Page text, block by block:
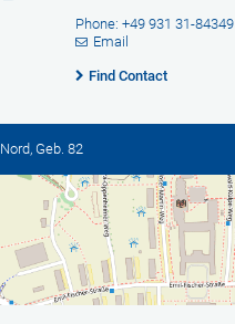
Phone: +49 931 31-84349
Email
Find Contact
Geb. 82